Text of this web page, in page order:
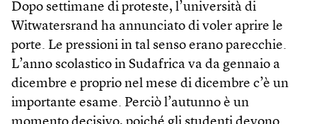
Dopo settimane di proteste, l’università di
Witwatersrand ha annunciato di voler aprire le
porte. Le pressioni in tal senso erano parecchie.
L’anno scolastico in Sudafrica va da gennaio a
dicembre e proprio nel mese di dicembre c’è un
importante esame. Perciò l’autunno è un